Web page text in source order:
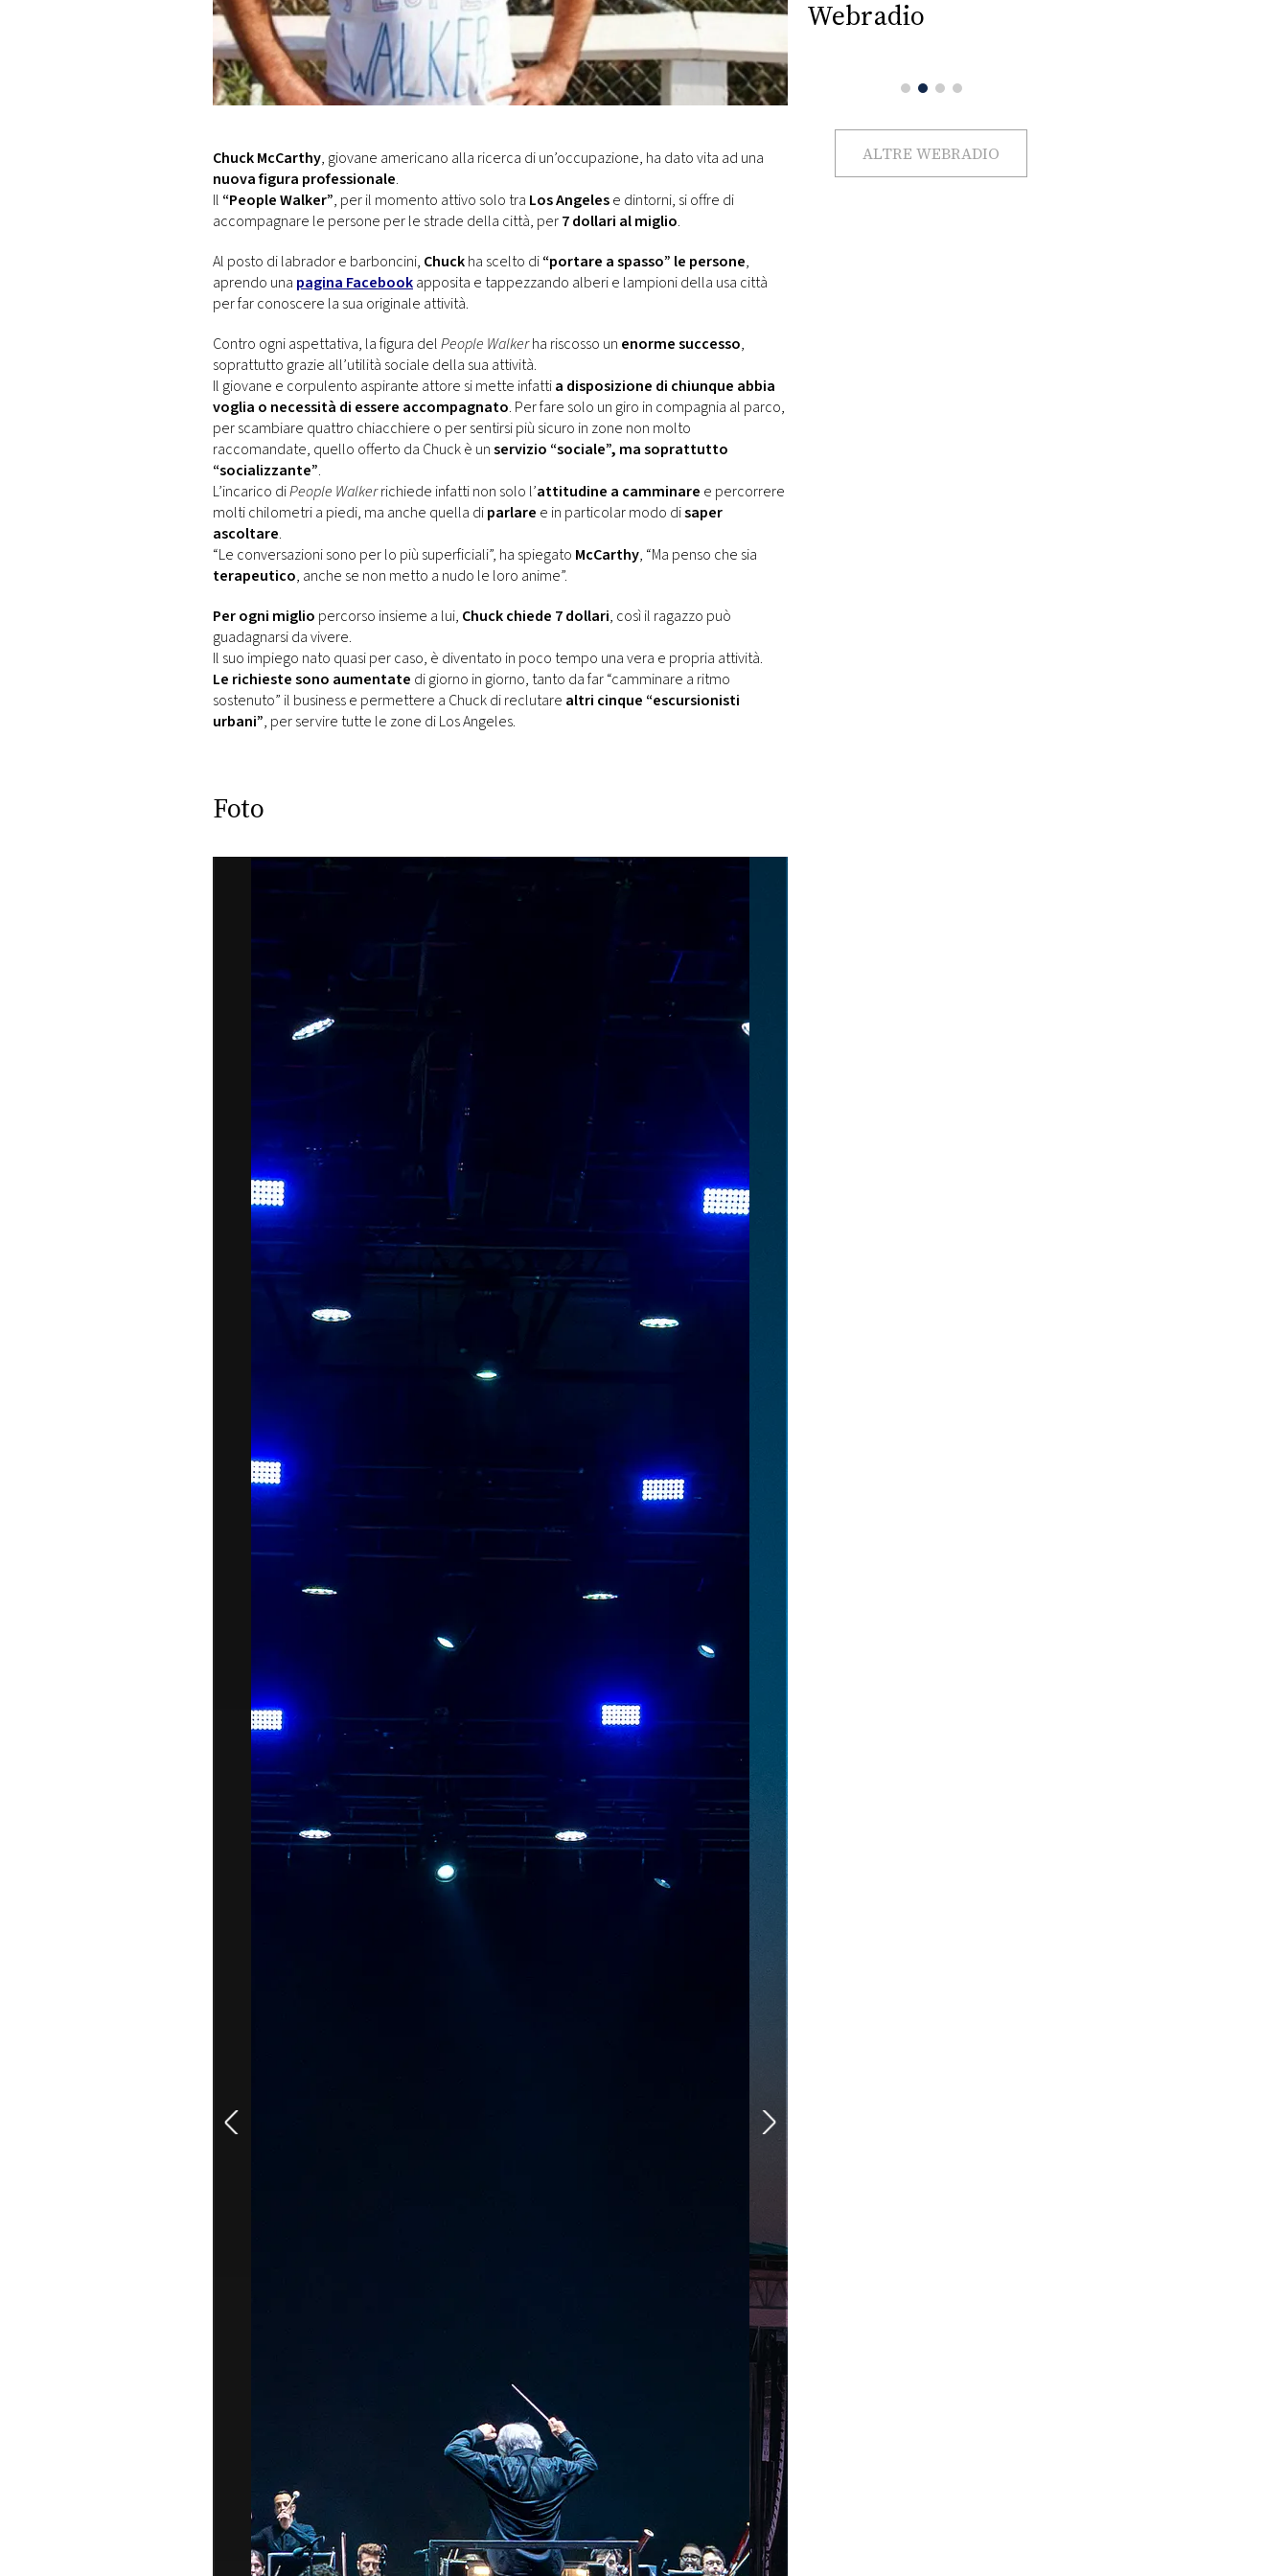
DI
MONACO
RMC
CONSIGLIA
Chuck McCarthy, giovane americano alla ricerca di un’occupazione, ha dato vita ad una
nuova figura professionale.
Il “People Walker”, per il momento attivo solo tra Los Angelese dintorni, si offre di
accompagnare le persone per le strade della città, per7 dollari al miglio.
Al posto di labrador e barboncini, Chuckha scelto di“portare a spasso” le persone,
aprendo una pagina Facebookapposita e tappezzando alberi e lampioni della usa città
per far conoscere la sua originale attività.
Contro ogni aspettativa, la figura delPeople Walkerha riscosso un enorme successo,
soprattutto grazie all’utilità sociale della sua attività.
Il giovane e corpulento aspirante attore si mette infattia disposizione di chiunque abbia
voglia o necessità di essere accompagnato. Per fare solo un giro in compagnia al parco,
per scambiare quattro chiacchiere o per sentirsi più sicuro in zone non molto
raccomandate, quello offerto da Chuck è unservizio “sociale”, ma soprattutto
“socializzante”.
L’incarico diPeople Walkerrichiede infatti non solo l’attitudine a camminare e percorrere
molti chilometri a piedi, ma anche quella diparlare e in particolar modo disaper
ascoltare.
“Le conversazioni sono per lo più superficiali”, ha spiegato McCarthy, “Ma penso che sia
terapeutico, anche se non metto a nudo le loro anime”.
Per ogni miglio percorso insieme a lui, Chuck chiede 7 dollari, così il ragazzo può
guadagnarsi da vivere.
Il suo impiego nato quasi per caso, è diventato in poco tempo una vera e propria attività.
Le richieste sono aumentate di giorno in giorno, tanto da far “camminare a ritmo
sostenuto” il business e permettere a Chuck di reclutare altri cinque “escursionisti
urbani”, per servire tutte le zone di Los Angeles.
Foto
Webradio
ALTRE WEBRADIO